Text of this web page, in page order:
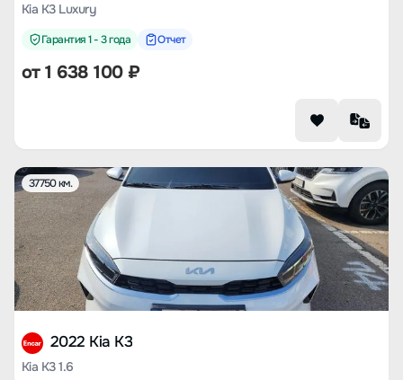
Kia K3 Luxury
Гарантия 1 - 3 года Отчет
от1 638 100₽
37750 км.
2022 Kia K3
Kia K3 1.6